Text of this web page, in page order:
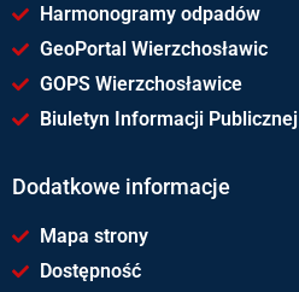
Harmonogramy odpadów
GeoPortal Wierzchosławic
GOPS Wierzchosławice
Biuletyn Informacji Publicznej
Dodatkowe informacje
Mapa strony
Dostępność